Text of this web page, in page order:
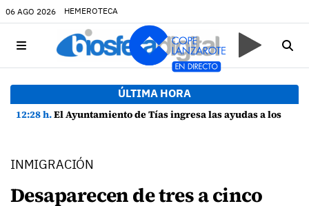
06 AGO 2026 HEMEROTECA
ÚLTIMA HORA
12:28 h.El Ayuntamiento de Tías ingresa las ayudas a los estudiantes del municipio
INMIGRACIÓN
Desaparecen de tres a cinco